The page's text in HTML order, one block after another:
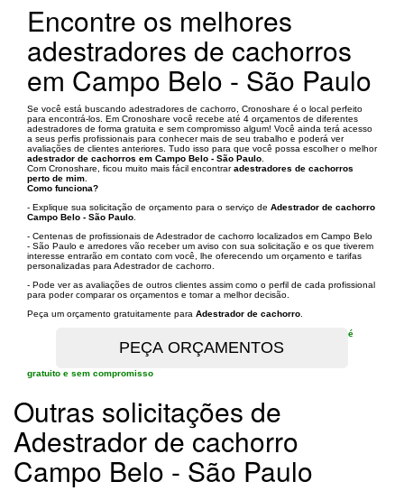
Encontre os melhores
adestradores de cachorros
em Campo Belo - São Paulo
Se você está buscando adestradores de cachorro, Cronoshare é o local perfeito
para encontrá-los. Em Cronoshare você recebe até 4 orçamentos de diferentes
adestradores de forma gratuita e sem compromisso algum! Você ainda terá acesso
a seus perfis profissionais para conhecer mais de seu trabalho e poderá ver
avaliações de clientes anteriores. Tudo isso para que você possa escolher o melhor
adestrador de cachorros em Campo Belo - São Paulo
Com Cronoshare, ficou muito mais fácil encontraradestradores de cachorros
perto de mim
Como funciona?
- Explique sua solicitação de orçamento para o serviço de Adestrador de cachorro
Campo Belo - São Paulo
- Centenas de profissionais de Adestrador de cachorro localizados em Campo Belo
- São Paulo e arredores vão receber um aviso con sua solicitação e os que tiverem
interesse entrarão em contato com você, lhe oferecendo um orçamento e tarifas
personalizadas para Adestrador de cachorro.
- Pode ver as avaliações de outros clientes assim como o perfil de cada profissional
para poder comparar os orçamentos e tomar a melhor decisão.
Peça um orçamento gratuitamente para Adestrador de cachorro
é
gratuito e sem compromisso
Outras solicitações de
Adestrador de cachorro
Campo Belo - São Paulo